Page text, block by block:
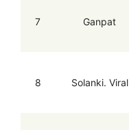
7 Ganpat
8 Solanki. Viral